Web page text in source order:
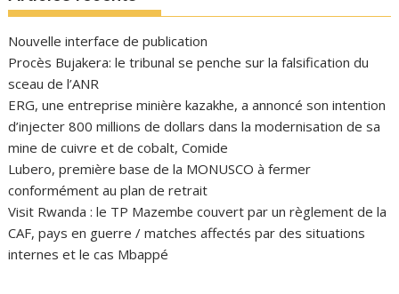
Nouvelle interface de publication
Procès Bujakera: le tribunal se penche sur la falsification du
sceau de l’ANR
ERG, une entreprise minière kazakhe, a annoncé son intention
d’injecter 800 millions de dollars dans la modernisation de sa
mine de cuivre et de cobalt, Comide
Lubero, première base de la MONUSCO à fermer
conformément au plan de retrait
Visit Rwanda : le TP Mazembe couvert par un règlement de la
CAF, pays en guerre / matches affectés par des situations
internes et le cas Mbappé